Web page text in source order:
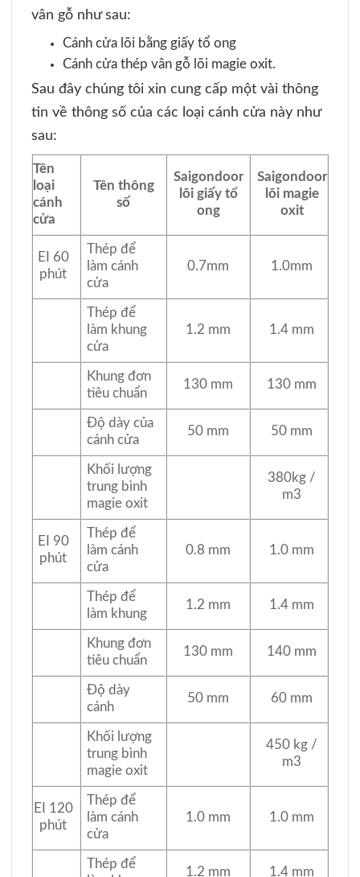
vân gỗ như sau:
Cánh cửa lõi bằng giấy tổ ong
Cánh cửa thép vân gỗ lõi magie oxit.
Sau đây chúng tôi xin cung cấp một vài thông
tin về thông số của các loại cánh cửa này như
sau:
Tên
loại
cánh
cửa
Tên thông
số
Saigondoor
lõi giấy tổ
ong
Saigondoor
lõi magie
oxit
EI 60
phút
Thép để
làm cánh
cửa
0.7mm 1.0mm
Thép để
làm khung
cửa
1.2 mm 1.4 mm
Khung đơn
tiêu chuẩn
130 mm 130 mm
Độ dày của
cánh cửa
50 mm 50 mm
Khối lượng
trung bình
magie oxit
380kg /
m3
EI 90
phút
Thép để
làm cánh
cửa
0.8 mm 1.0 mm
Thép để
làm khung
1.2 mm 1.4 mm
Khung đơn
tiêu chuẩn
130 mm 140 mm
Độ dày
cánh
50 mm 60 mm
Khối lượng
trung bình
magie oxit
450 kg /
m3
EI 120
phút
Thép để
làm cánh
cửa
1.0 mm 1.0 mm
Thép để
1.2 mm 1.4 mm